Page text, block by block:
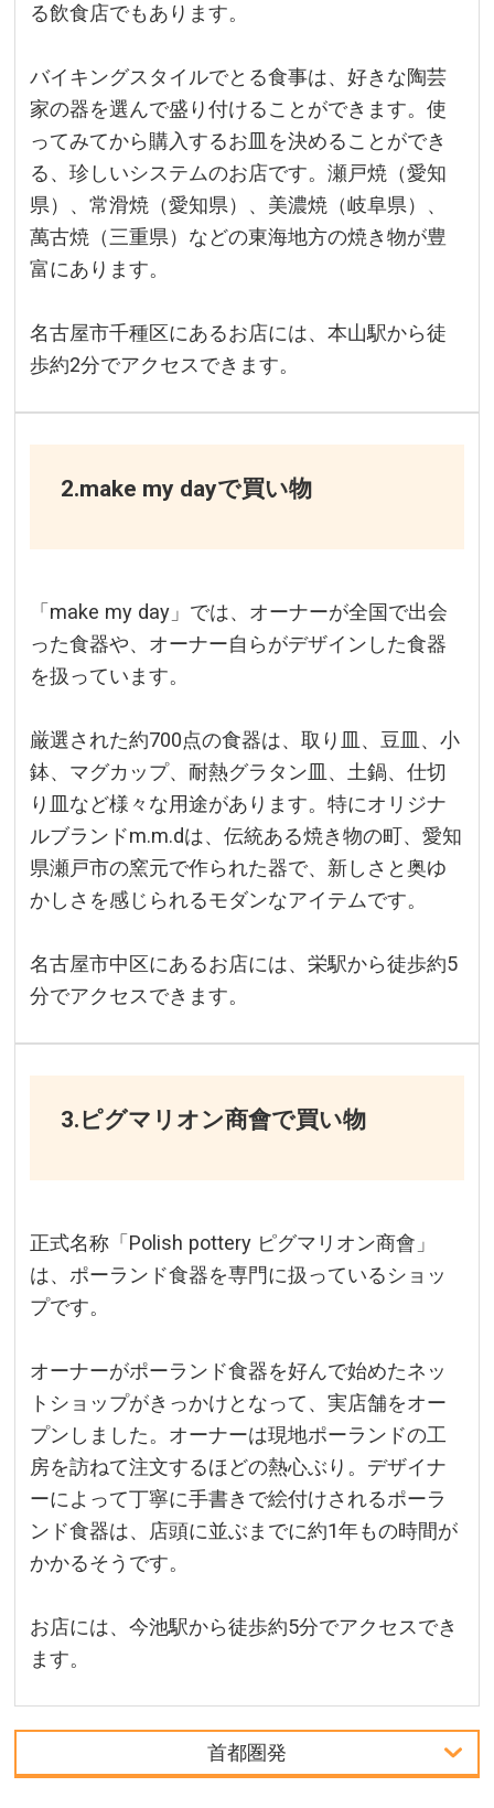
る飲食店でもあります。
バイキングスタイルでとる食事は、好きな陶芸
家の器を選んで盛り付けることができます。使
ってみてから購入するお皿を決めることができ
る、珍しいシステムのお店です。瀬戸焼（愛知
県）、常滑焼（愛知県）、美濃焼（岐阜県）、
萬古焼（三重県）などの東海地方の焼き物が豊
富にあります。
名古屋市千種区にあるお店には、本山駅から徒
歩約2分でアクセスできます。
2.make my dayで買い物
「make my day」では、オーナーが全国で出会
った食器や、オーナー自らがデザインした食器
を扱っています。
厳選された約700点の食器は、取り皿、豆皿、小
鉢、マグカップ、耐熱グラタン皿、土鍋、仕切
り皿など様々な用途があります。特にオリジナ
ルブランドm.m.dは、伝統ある焼き物の町、愛知
県瀬戸市の窯元で作られた器で、新しさと奥ゆ
かしさを感じられるモダンなアイテムです。
名古屋市中区にあるお店には、栄駅から徒歩約5
分でアクセスできます。
3.ピグマリオン商會で買い物
正式名称「Polish pottery ピグマリオン商會」
は、ポーランド食器を専門に扱っているショッ
プです。
オーナーがポーランド食器を好んで始めたネッ
トショップがきっかけとなって、実店舗をオー
プンしました。オーナーは現地ポーランドの工
房を訪ねて注文するほどの熱心ぶり。デザイナ
ーによって丁寧に手書きで絵付けされるポーラ
ンド食器は、店頭に並ぶまでに約1年もの時間が
かかるそうです。
お店には、今池駅から徒歩約5分でアクセスでき
ます。
首都圏発